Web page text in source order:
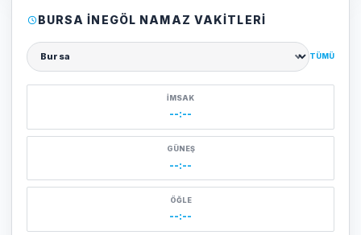
BURSA İNEGÖL NAMAZ VAKITLERI
Şehir seçin
TÜMÜ
İMSAK
--:--
GÜNEŞ
--:--
ÖĞLE
--:--